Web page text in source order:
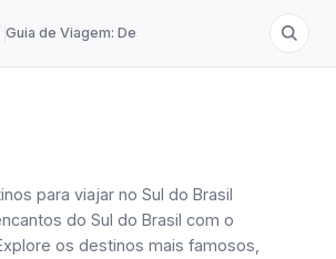
Guia de Viagem: Destinos de A a Z
para viajar no Sul do Brasil
do Sul do Brasil com o
os destinos mais famosos,